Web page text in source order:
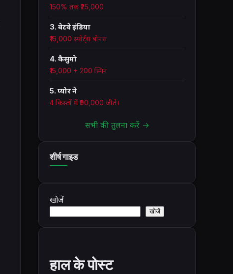
150% तक ₹25,000
3. बेटवे इंडिया
₹16,000 स्पोर्ट्स बोनस
4. कैसुमो
₹15,000 + 200 स्पिन
5. प्योर ने
4 किस्तों में ₹90,000 जीते।
सभी की तुलना करें →
शीर्ष गाइड
खोजें
खोजें
हाल के पोस्ट